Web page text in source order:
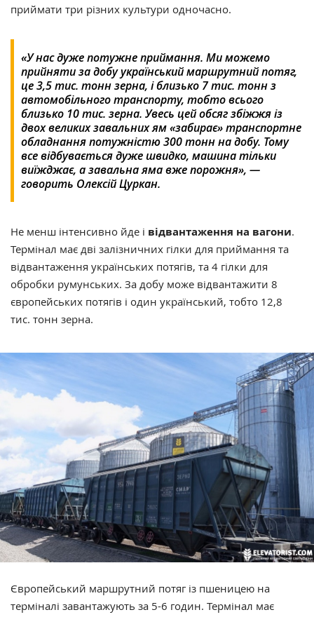
приймати три різних культури одночасно.
«У нас дуже потужне приймання. Ми можемо
прийняти за добу український маршрутний потяг,
це 3,5 тис. тонн зерна, і близько 7 тис. тонн з
автомобільного транспорту, тобто всього
близько 10 тис. зерна. Увесь цей обсяг збіжжя із
двох великих завальних ям «забирає» транспортне
обладнання потужністю 300 тонн на добу. Тому
все відбувається дуже швидко, машина тільки
виїжджає, а завальна яма вже порожня», —
говорить Олексій Цуркан.
Не менш інтенсивно йде і відвантаження на вагони.
Термінал має дві залізничних гілки для приймання та
відвантаження українських потягів, та 4 гілки для
обробки румунських. За добу може відвантажити 8
європейських потягів і один український, тобто 12,8
тис. тонн зерна.
Європейський маршрутний потяг із пшеницею на
терміналі завантажують за 5-6 годин. Термінал має